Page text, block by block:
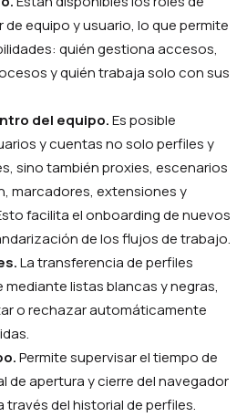
de equipo y usuario, lo que permite
quién gestiona accesos,
y quién trabaja solo con sus
del equipo.Es posible
y cuentas no solo perfiles y
sino también proxies, escenarios
marcadores, extensiones y
facilita el onboarding de nuevos
de los flujos de trabajo.
La transferencia de perfiles
listas blancas y negras,
o rechazar automáticamente
Permite supervisar el tiempo de
de apertura y cierre del navegador
través del historial de perfiles.